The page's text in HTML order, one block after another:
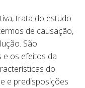
trata do estudo
de causação,
São
e os efeitos da
do
e predisposições